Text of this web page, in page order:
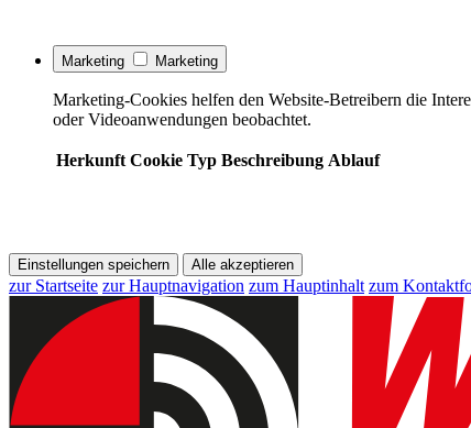
Marketing Marketing
Marketing-Cookies helfen den Website-Betreibern die
oder Videoanwendungen beobachtet.
Herkunft Cookie Typ Beschreibung Ablauf
Einstellungen speichern Alle akzeptieren
zur Startseite zur Hauptnavigation zum Hauptinhalt zum